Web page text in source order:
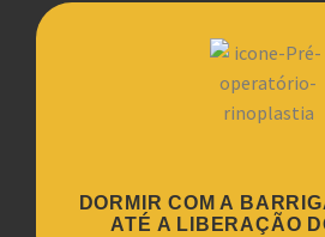
DORMIR COM A
ATÉ A LIBERAÇÃO